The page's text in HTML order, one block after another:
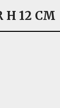
H 12 CM